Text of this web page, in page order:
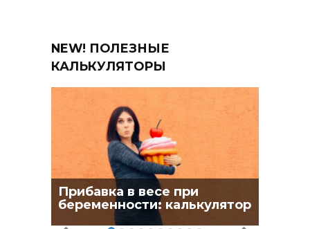
NEW! ПОЛЕЗНЫЕ
КАЛЬКУЛЯТОРЫ
Прибавка в весе при
беременности: калькулятор